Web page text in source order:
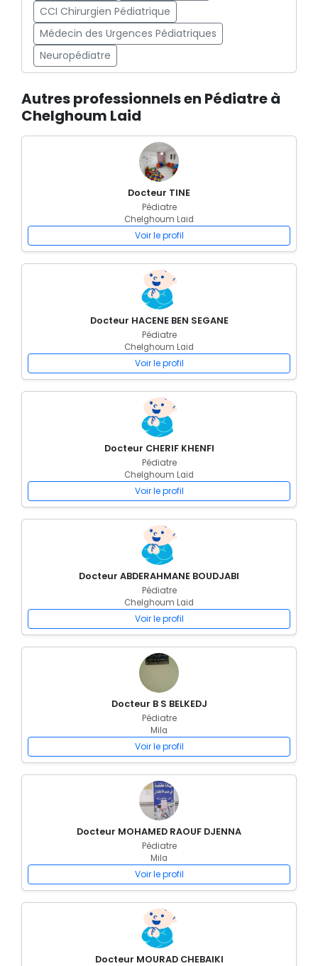
CCI Chirurgien Pédiatrique
Médecin des Urgences Pédiatriques
Neuropédiatre
Autres professionnels en Pédiatre à
Chelghoum Laid
Docteur TINE
Pédiatre
Chelghoum Laid
Voir le profil
Docteur HACENE BEN SEGANE
Pédiatre
Chelghoum Laid
Voir le profil
Docteur CHERIF KHENFI
Pédiatre
Chelghoum Laid
Voir le profil
Docteur ABDERAHMANE BOUDJABI
Pédiatre
Chelghoum Laid
Voir le profil
Docteur B S BELKEDJ
Pédiatre
Mila
Voir le profil
Docteur MOHAMED RAOUF DJENNA
Pédiatre
Mila
Voir le profil
Docteur MOURAD CHEBAIKI